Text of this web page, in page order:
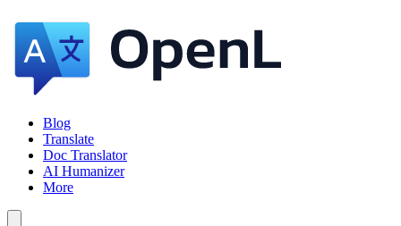
Blog
Translate
Doc Translator
AI Humanizer
More